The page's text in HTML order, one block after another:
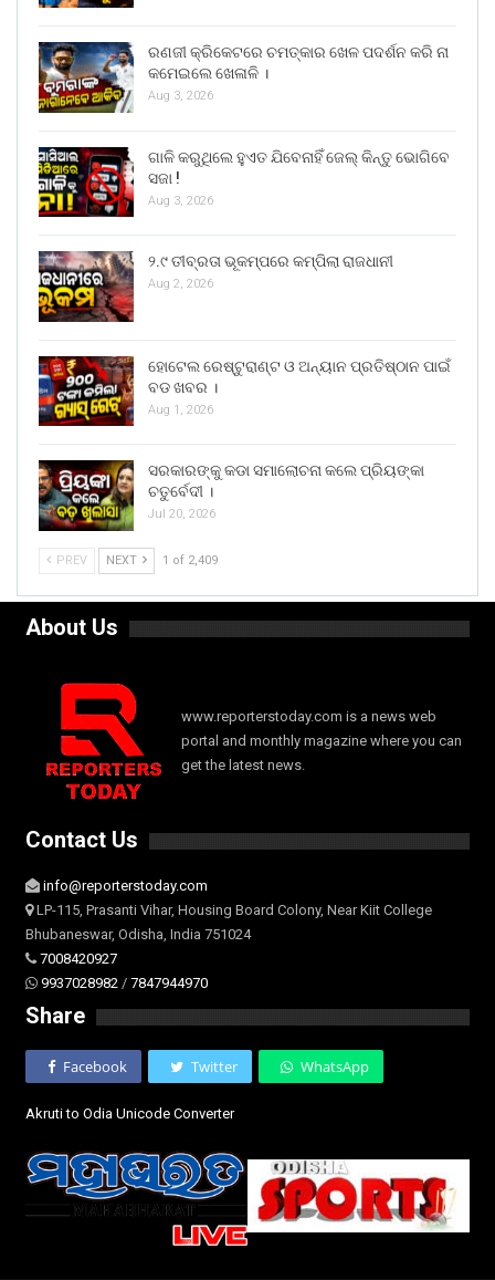
ରଣଜୀ କ୍ରିକେଟରେ ଚମତ୍କାର ଖେଳ ପଦର୍ଶନ କରି ନା
କମେଇଲେ ଖେଳାଳି ।
Aug 3, 2026
ଗାଳି କରୁଥିଲେ ହୁଏତ ଯିବେନାହିଁ ଜେଲ୍ କିନ୍ତୁ ଭୋଗିବେ
ସଜା !
Aug 3, 2026
୨.୯ ତୀବ୍ରତା ଭୂକମ୍ପରେ କମ୍ପିଲା ରାଜଧାନୀ
Aug 2, 2026
ହୋଟେଲ ରେଷ୍ଟୁରାଣ୍ଟ ଓ ଅନ୍ୟାନ ପ୍ରତିଷ୍ଠାନ ପାଇଁ
ବଡ ଖବର ।
Aug 1, 2026
ସରକାରଙ୍କୁ କଡା ସମାଲୋଚନା କଲେ ପ୍ରିୟଙ୍କା
ଚତୁର୍ବେଦୀ ।
Jul 20, 2026
PREV NEXT 1 of 2,409
About Us
www.reporterstoday.com is a news web
portal and monthly magazine where you can
get the latest news.
Contact Us
info@reporterstoday.com
LP-115, Prasanti Vihar, Housing Board Colony, Near Kiit College
Bhubaneswar, Odisha, India 751024
7008420927
9937028982 / 7847944970
Share
Facebook Twitter WhatsApp
Akruti to Odia Unicode Converter